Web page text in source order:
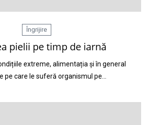
Îngrijire
pielii pe timp de iarnă
extreme, alimentația și în general
pe care le suferă organismul pe…